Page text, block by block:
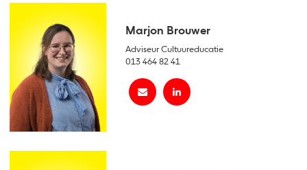
Marjon Brouwer
Adviseur Cultuureducatie
013 464 82 41